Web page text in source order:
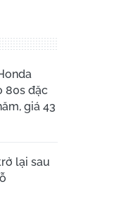
80s đặc
giá 43
lại sau